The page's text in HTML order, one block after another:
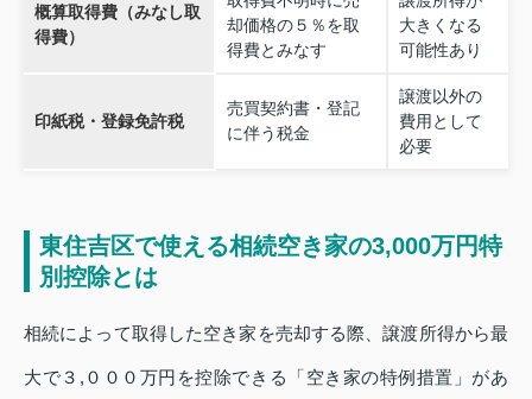
概算取得費（みなし取
得費）
却価格の５％を取
得費とみなす
大きくなる
可能性あり
印紙税・登録免許税
売買契約書・登記
に伴う税金
譲渡以外の
費用として
必要
東住吉区で使える相続空き家の3,000万円特
別控除とは
相続によって取得した空き家を売却する際、譲渡所得から最
大で３,０００万円を控除できる「空き家の特例措置」があ